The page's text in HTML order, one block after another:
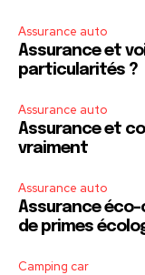
Assurance auto
Assurance et
particularités ?
Assurance auto
Assurance et
vraiment
Assurance auto
Assurance
de primes
Camping car